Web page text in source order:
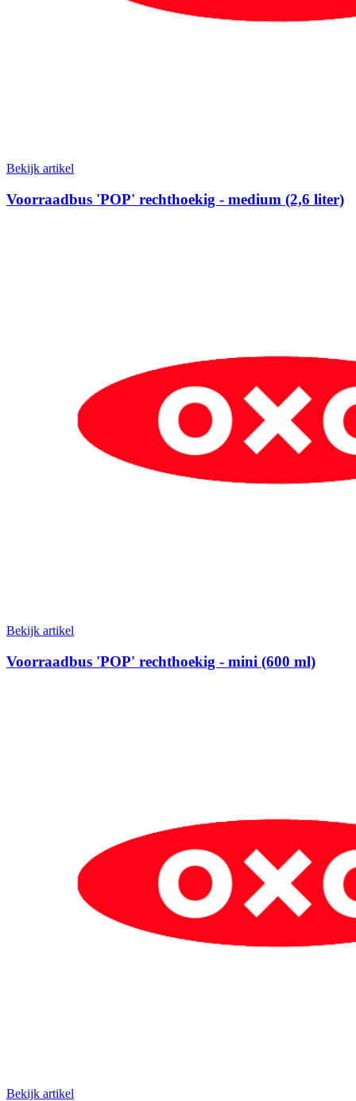
Bekijk artikel
Voorraadbus 'POP' rechthoekig - medium (2,6 liter)
Bekijk artikel
Voorraadbus 'POP' rechthoekig - mini (600 ml)
Bekijk artikel